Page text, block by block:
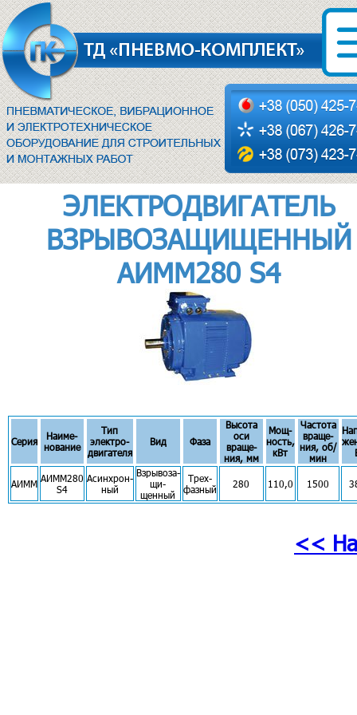
ЭЛЕКТРОДВИГАТЕЛЬ
ВЗРЫВОЗАЩИЩЕННЫЙ
АИММ280 S4
Серия
Наиме-
нование
Тип
электро-
двигателя
Вид Фаза
Высота
оси
враще-
ния, мм
Мощ-
ность,
кВт
Частота
враще-
ния, об/
мин
АИММ АИММ280
S4
Асинхрон-
ный
Взрывоза-
щи-
щенный
Трех-
фазный
280 110,0 1500
<<